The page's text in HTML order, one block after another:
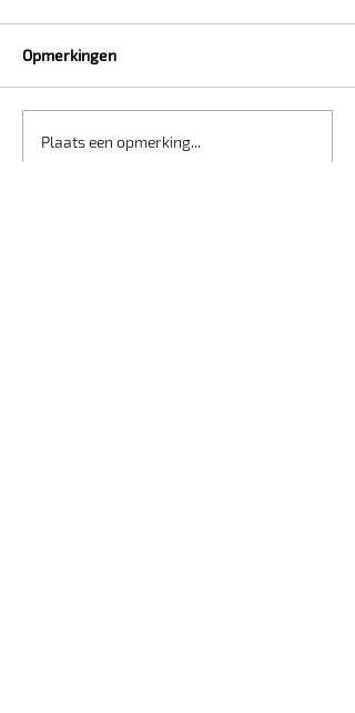
Daar zijn de teken weer!
Opmerkingen
Plaats een opmerking...